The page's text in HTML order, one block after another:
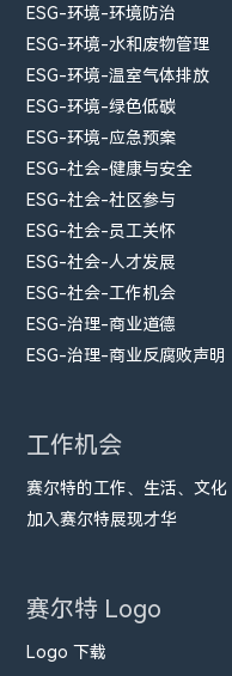
ESG-环境-环境防治
ESG-环境-水和废物管理
ESG-环境-温室气体排放
ESG-环境-绿色低碳
ESG-环境-应急预案
ESG-社会-健康与安全
ESG-社会-社区参与
ESG-社会-员工关怀
ESG-社会-人才发展
ESG-社会-工作机会
ESG-治理-商业道德
ESG-治理-商业反腐败声明
工作机会
赛尔特的工作、生活、文化
加入赛尔特展现才华
赛尔特 Logo
Logo 下载